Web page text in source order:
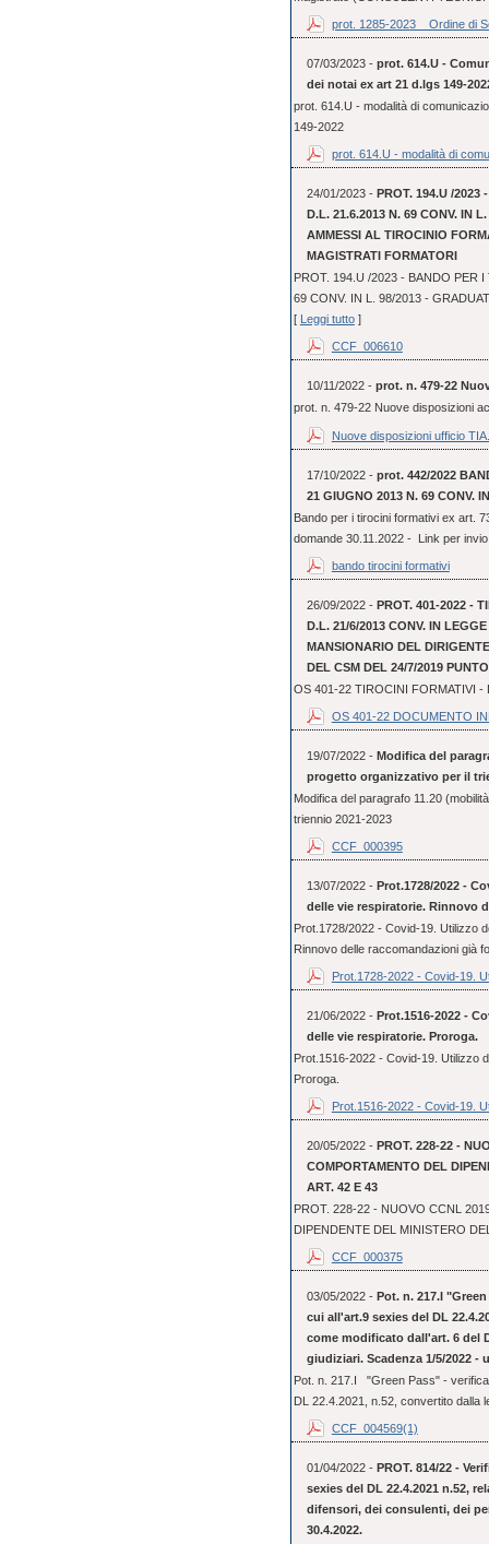
prot. 1285-2023 _ Ordine di
07/03/2023 - prot. 614.U -
dei notai ex art 21 d.lgs 149-
prot. 614.U - modalità di
149-2022
prot. 614.U - modalità di
24/01/2023 - PROT. 194.U /2023
D.L. 21.6.2013 N. 69 CONV. IN
AMMESSI AL TIROCINIO
MAGISTRATI FORMATORI
PROT. 194.U /2023 - BANDO PER
69 CONV. IN L. 98/2013 -
[
Leggi tutto]
CCF_006610
10/11/2022 - prot. n. 479-22
prot. n. 479-22 Nuove disposizioni
Nuove disposizioni ufficio
17/10/2022 - prot. 442/2022
21 GIUGNO 2013 N. 69 CONV.
Bando per i tirocini formativi ex art.
domande 30.11.2022 - Link per
bando tirocini formativi
26/09/2022 - PROT. 401-2022 -
D.L. 21/6/2013 CONV. IN
MANSIONARIO DEL
DEL CSM DEL 24/7/2019
OS 401-22 TIROCINI FORMATIVI
OS 401-22 DOCUMENTO
19/07/2022 - Modifica del
progetto organizzativo per il
Modifica del paragrafo 11.20
triennio 2021-2023
CCF_000395
13/07/2022 - Prot.1728/2022 -
delle vie respiratorie. Rinnovo
Prot.1728/2022 - Covid-19. Utilizzo
Rinnovo delle raccomandazioni già
Prot.1728-2022 - Covid-19.
21/06/2022 - Prot.1516-2022 -
delle vie respiratorie. Proroga.
Prot.1516-2022 - Covid-19. Utilizzo
Proroga.
Prot.1516-2022 - Covid-19.
20/05/2022 - PROT. 228-22 -
COMPORTAMENTO DEL
ART. 42 E 43
PROT. 228-22 - NUOVO CCNL
DIPENDENTE DEL MINISTERO
CCF_000375
03/05/2022 - Pot. n. 217.I
cui all'art.9 sexies del DL
come modificato dall'art. 6 del
giudiziari. Scadenza 1/5/2022 -
Pot. n. 217.I "Green Pass" -
DL 22.4.2021, n.52, convertito dalla
CCF_004569(1)
01/04/2022 - PROT. 814/22 -
sexies del DL 22.4.2021 n.52,
difensori, dei consulenti, dei
30.4.2022.